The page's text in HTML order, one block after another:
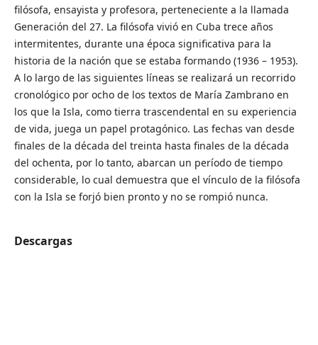
filósofa, ensayista y profesora, perteneciente a la llamada
Generación del 27. La filósofa vivió en Cuba trece años
intermitentes, durante una época significativa para la
historia de la nación que se estaba formando (1936 – 1953).
A lo largo de las siguientes líneas se realizará un recorrido
cronológico por ocho de los textos de María Zambrano en
los que la Isla, como tierra trascendental en su experiencia
de vida, juega un papel protagónico. Las fechas van desde
finales de la década del treinta hasta finales de la década
del ochenta, por lo tanto, abarcan un período de tiempo
considerable, lo cual demuestra que el vínculo de la filósofa
con la Isla se forjó bien pronto y no se rompió nunca.
Descargas